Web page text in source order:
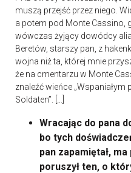
muszą przejść przez niego.
a potem pod Monte Cassino,
wówczas żyjący dowódcy
Beretów, starszy pan, z
wojna niż ta, której mnie
że na cmentarzu w Monte
znaleźć wieńce
Soldaten”. […]
Wracając do pana
bo tych
pan zapamiętał,
poruszył ten, o